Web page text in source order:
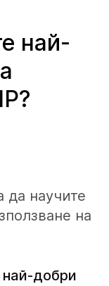
най-
да научите
на
най-добри